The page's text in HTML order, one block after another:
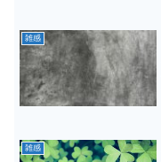
雑感
雑感